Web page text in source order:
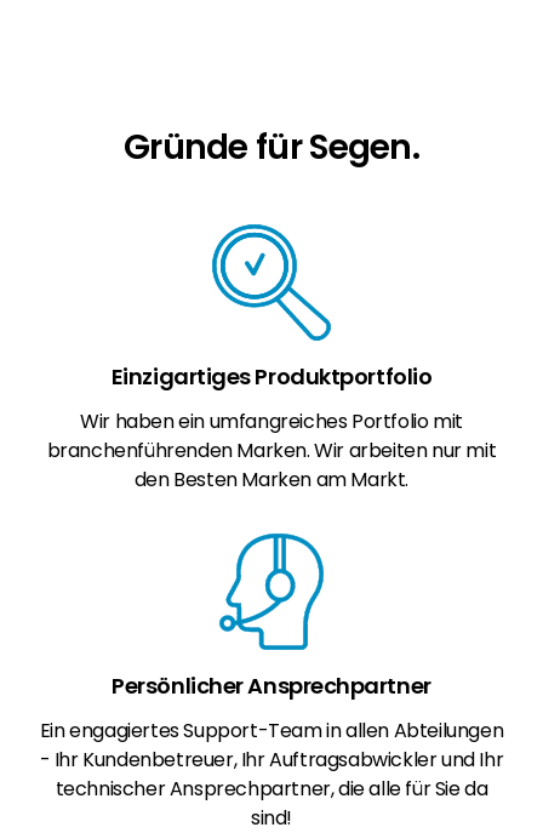
Produkt- und Brancheninformationen sind,
Gründe für Segen.
Einzigartiges Produktportfolio
Wir haben ein umfangreiches Portfolio mit
branchenführenden Marken. Wir arbeiten nur mit
den Besten Marken am Markt.
Persönlicher Ansprechpartner
Ein engagiertes Support-Team in allen Abteilungen
- Ihr Kundenbetreuer, Ihr Auftragsabwickler und Ihr
technischer Ansprechpartner, die alle für Sie da
sind!